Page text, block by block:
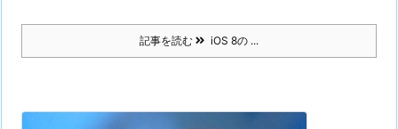
記事を読む iOS 8の ...